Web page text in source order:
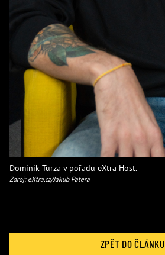
Dominik Turza v pořadu eXtra Host.
Zdroj: eXtra.cz/Jakub Patera
ZPĚT DO ČLÁNKU